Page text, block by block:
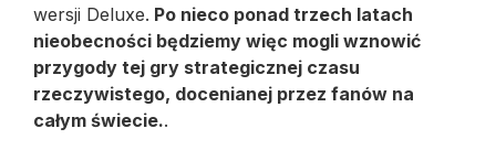
wersji Deluxe. Po nieco ponad trzech latach
nieobecności będziemy więc mogli wznowić
przygody tej gry strategicznej czasu
rzeczywistego, docenianej przez fanów na
całym świecie..